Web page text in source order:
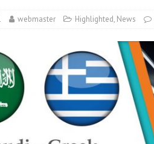
webmaster Highlighted, News